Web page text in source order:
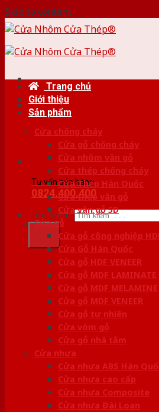
Skip to content
Tư vấn bán hàng
0824.400.400
Tìm kiếm:
Trang chủ
Giới thiệu
Sản phẩm
Cửa chống cháy
Cửa gỗ chống cháy
Cửa nhôm vân gỗ
Cửa thép chống cháy
Cửa Thép Hàn Quốc
Cửa thép vân gỗ
Cửa vân gỗ 5D
Cửa gỗ
Cửa gỗ công nghiệp
Cửa Gỗ Hàn Quốc
Cửa gỗ HDF VENEER
Cửa gỗ MDF LAMINATE
Cửa gỗ MDF MELAMINE
Cửa gỗ MDF VENEER
Cửa gỗ tự nhiên
Cửa vòm gỗ
Cửa gỗ nhà tắm
Cửa nhựa
Cửa nhựa ABS Hàn
Cửa nhựa cao cấp
Cửa nhựa Composite
Cửa nhựa Đài Loan